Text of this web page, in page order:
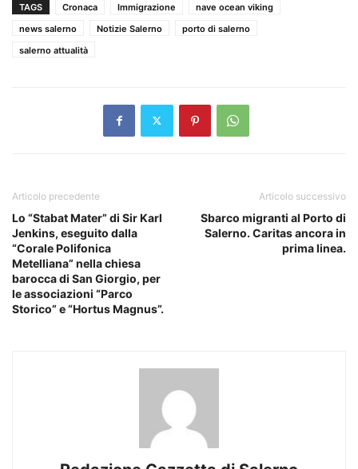
TAGS Cronaca Immigrazione
nave ocean viking
news salerno
Notizie Salerno
porto di salerno
salerno attualità
Articolo precedente
Lo “Stabat Mater” di Sir Karl
Jenkins, eseguito dalla
“Corale Polifonica
Metelliana” nella chiesa
barocca di San Giorgio, per
le associazioni “Parco
Storico” e “Hortus Magnus”.
Articolo successivo
Sbarco migranti al Porto di
Salerno. Caritas ancora in
prima linea.